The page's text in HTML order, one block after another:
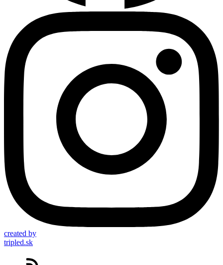
created by
tripled.sk